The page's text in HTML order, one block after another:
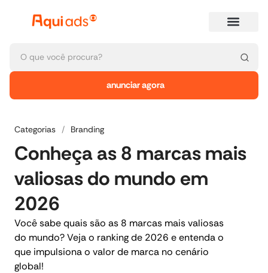
anunciar agora
Categorias / Branding
Conheça as 8 marcas mais
valiosas do mundo em
2026
Você sabe quais são as 8 marcas mais valiosas
do mundo? Veja o ranking de 2026 e entenda o
que impulsiona o valor de marca no cenário
global!